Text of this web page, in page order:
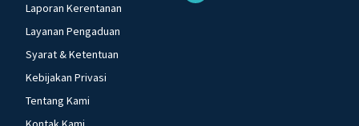
Laporan Kerentanan
Layanan Pengaduan
Syarat & Ketentuan
Kebijakan Privasi
Tentang Kami